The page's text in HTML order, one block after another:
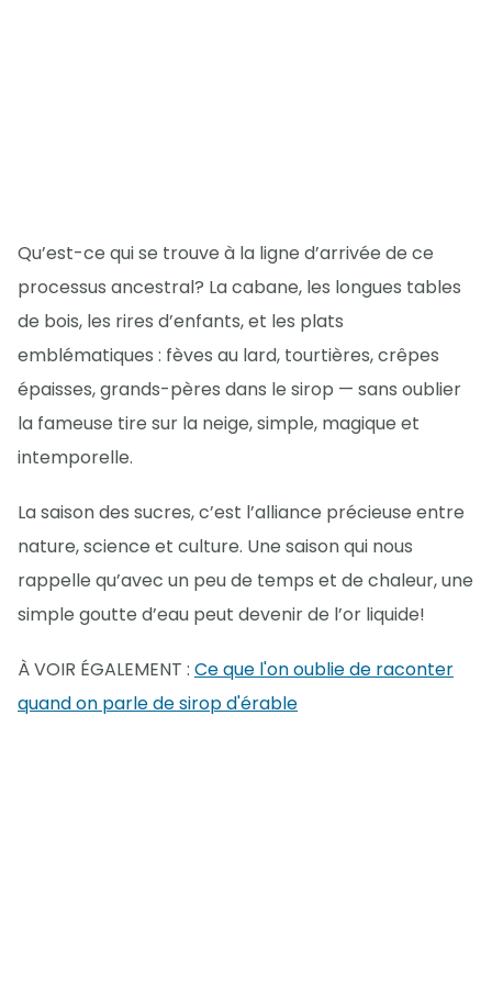
Qu’est-ce qui se trouve à la ligne d’arrivée de ce
processus ancestral? La cabane, les longues tables
de bois, les rires d’enfants, et les plats
emblématiques : fèves au lard, tourtières, crêpes
épaisses, grands-pères dans le sirop — sans oublier
la fameuse tire sur la neige, simple, magique et
intemporelle.
La saison des sucres, c’est l’alliance précieuse entre
nature, science et culture. Une saison qui nous
rappelle qu’avec un peu de temps et de chaleur, une
simple goutte d’eau peut devenir de l’or liquide!
À VOIR ÉGALEMENT : Ce que l'on oublie de raconter
quand on parle de sirop d'érable